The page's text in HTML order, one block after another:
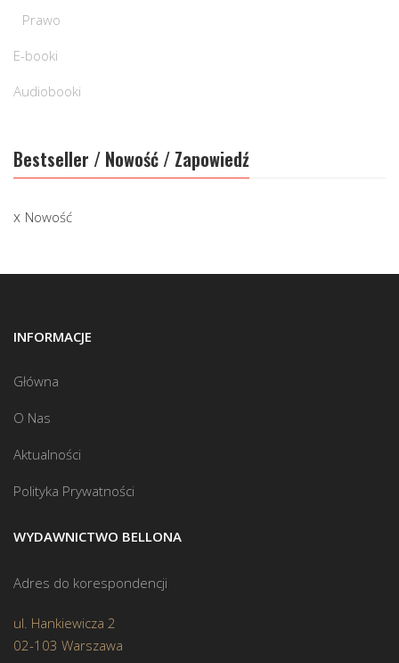
Prawo
E-booki
Audiobooki
Bestseller / Nowość / Zapowiedź
Nowość
INFORMACJE
Główna
O Nas
Aktualności
Polityka Prywatności
WYDAWNICTWO BELLONA
Adres do korespondencji
ul. Hankiewicza 2
02-103 Warszawa